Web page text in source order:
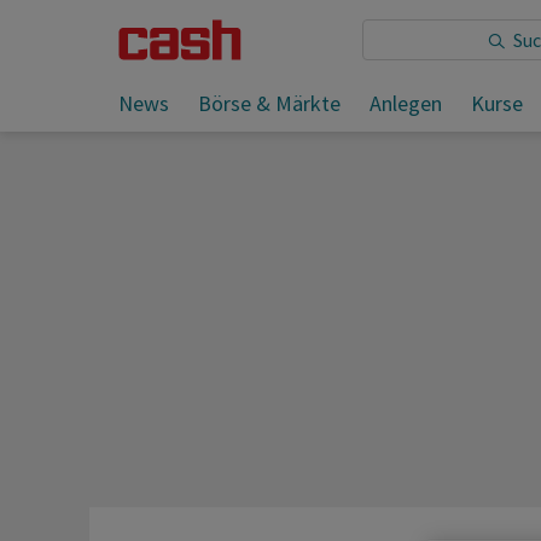
News Börse & Märkte Anlegen Kurse
Sie lesen: